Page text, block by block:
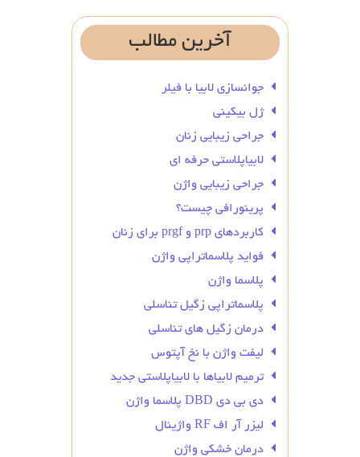
آخرین مطالب
جوانسازی لابیا با فیلر
ژل بیکینی
جراحی زیبایی زنان
لابیاپلاستی حرفه ای
جراحی زیبایی واژن
پرینورافی چیست؟
کاربردهای prp و prgf برای زنان
فواید پلاسماتراپی واژن
پلاسما واژن
پلاسماتراپی زگیل تناسلی
درمان زگیل‌ های تناسلی
لیفت واژن با نخ آپتوس
ترمیم لابیاها با لابیاپلاستی جدید
دی بی دی DBD پلاسما واژن
لیزر آر اف RF واژینال
درمان خشکی واژن